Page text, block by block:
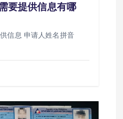
要提供信息有哪
信息 申请人姓名拼音